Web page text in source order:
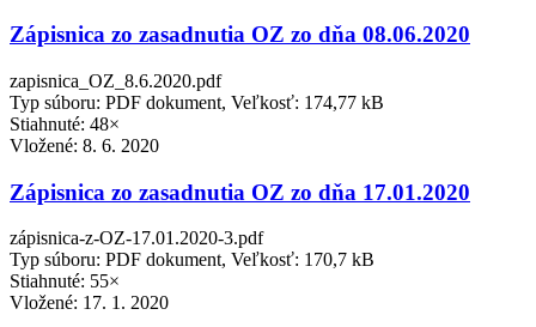
Zápisnica zo zasadnutia OZ zo dňa 08.06.2020
zapisnica_OZ_8.6.2020.pdf
Typ súboru: PDF dokument, Veľkosť: 174,77 kB
Stiahnuté: 48×
Vložené: 8. 6. 2020
Zápisnica zo zasadnutia OZ zo dňa 17.01.2020
zápisnica-z-OZ-17.01.2020-3.pdf
Typ súboru: PDF dokument, Veľkosť: 170,7 kB
Stiahnuté: 55×
Vložené: 17. 1. 2020